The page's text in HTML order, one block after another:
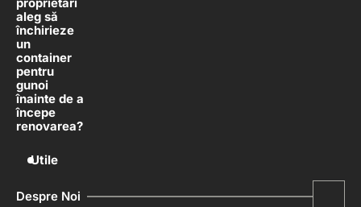
proprietari
aleg să
închirieze
un
container
pentru
gunoi
înainte de a
începe
renovarea?
Utile
Despre Noi